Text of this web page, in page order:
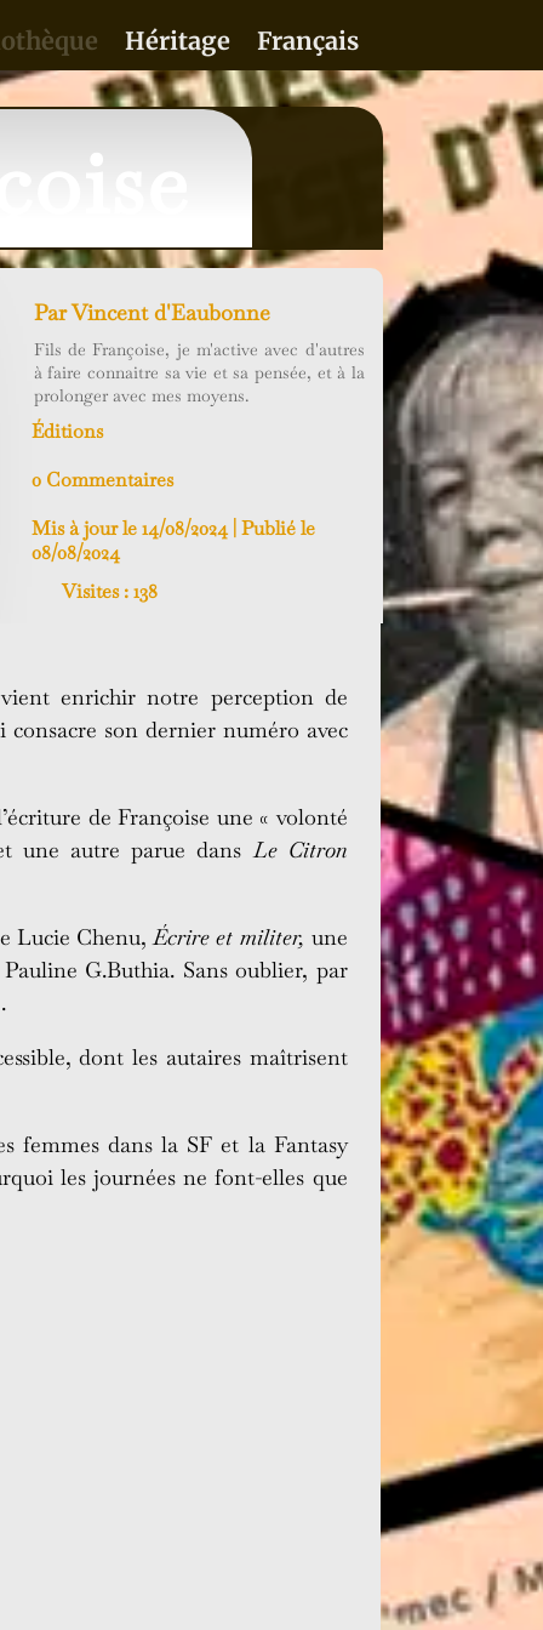
Héritage Français
ParVincent d'Eaubonne
Fils de Françoise, je m'active avec d'autres
à faire connaitre sa vie et sa pensée, et à la
prolonger avec mes moyens.
Éditions
0 Commentaires
Mis à jour le 14/08/2024 | Publié le
08/08/2024
Visites :138
enrichir notre perception de
son dernier numéro avec
de Françoise une « volonté
une autre parue dansLe Citron
Lucie Chenu,Écrire et militer, une
G.Buthia. Sans oublier, par
dont les autaires maîtrisent
femmes dans la SF et la Fantasy
les journées ne font-elles que